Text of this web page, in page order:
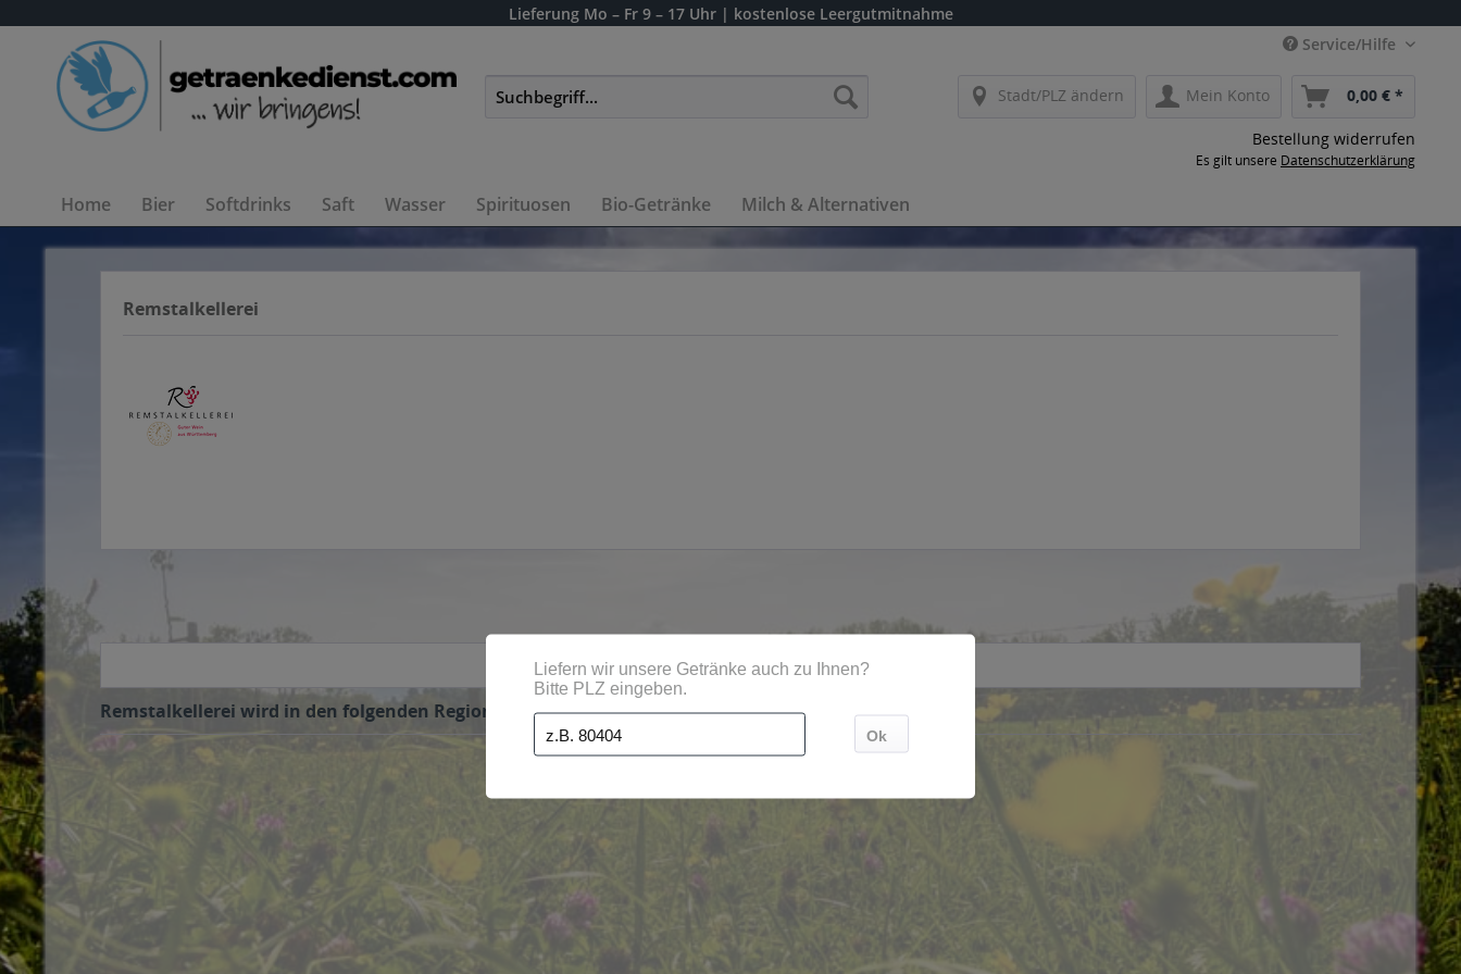
Lieferung Mo – Fr 9 – 17 Uhr | kostenlose Leergutmitnahme
Service/Hilfe
Stadt/PLZ ändern Mein Konto 0,00 € *
Bestellung widerrufen
Es gilt unsere Datenschutzerklärung
Home Bier Softdrinks Saft Wasser Spirituosen Bio-Getränke Milch & Alternativen
Remstalkellerei
Remstalkellerei wird in den folgenden Regionen, Städten, Orten und Postleitzahl-Gebieten geliefert